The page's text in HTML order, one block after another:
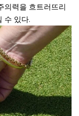
의력을 흐트러뜨리
수 있다.